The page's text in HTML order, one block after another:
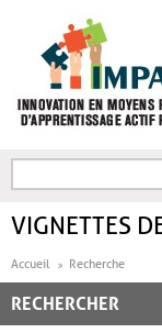
FORMULAIRE DE
VIGNETTES
Accueil Recherche
RECHERCHER